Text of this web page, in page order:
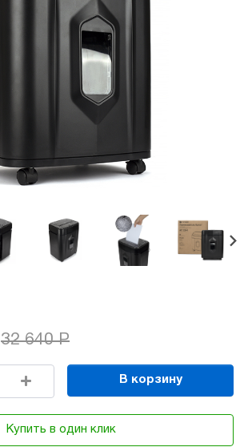
32 640 Р
В корзину
Купить в один клик